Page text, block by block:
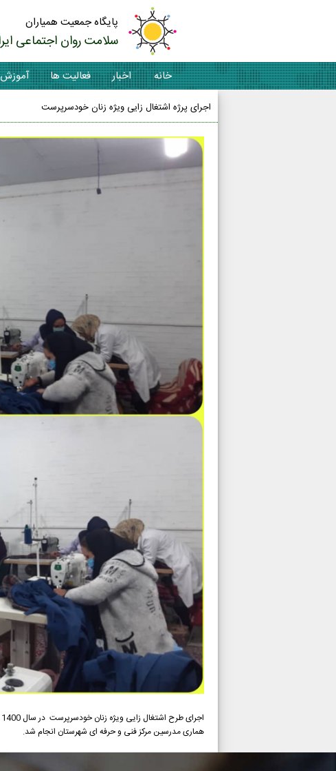
پایگاه جمعیت همیاران
سلامت روان اجتماعی
خانه اخبار فعالیت ها آموزش
اجرای پرژه اشتغال زایی ویژه زنان خودسرپرست
هماری مدرسین مرکز فنی و حرفه ای شهرستان انجام شد.